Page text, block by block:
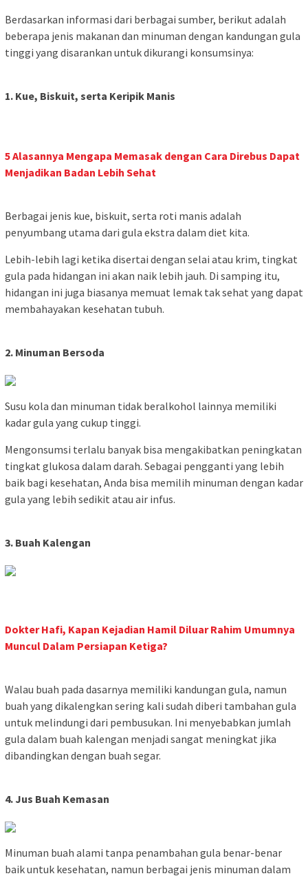
Berdasarkan informasi dari berbagai sumber, berikut adalah
beberapa jenis makanan dan minuman dengan kandungan gula
tinggi yang disarankan untuk dikurangi konsumsinya:
1. Kue, Biskuit, serta Keripik Manis
5 Alasannya Mengapa Memasak dengan Cara Direbus Dapat
Menjadikan Badan Lebih Sehat
Berbagai jenis kue, biskuit, serta roti manis adalah
penyumbang utama dari gula ekstra dalam diet kita.
Lebih-lebih lagi ketika disertai dengan selai atau krim, tingkat
gula pada hidangan ini akan naik lebih jauh. Di samping itu,
hidangan ini juga biasanya memuat lemak tak sehat yang dapat
membahayakan kesehatan tubuh.
2. Minuman Bersoda
Susu kola dan minuman tidak beralkohol lainnya memiliki
kadar gula yang cukup tinggi.
Mengonsumsi terlalu banyak bisa mengakibatkan peningkatan
tingkat glukosa dalam darah. Sebagai pengganti yang lebih
baik bagi kesehatan, Anda bisa memilih minuman dengan kadar
gula yang lebih sedikit atau air infus.
3. Buah Kalengan
Dokter Hafi, Kapan Kejadian Hamil Diluar Rahim Umumnya
Muncul Dalam Persiapan Ketiga?
Walau buah pada dasarnya memiliki kandungan gula, namun
buah yang dikalengkan sering kali sudah diberi tambahan gula
untuk melindungi dari pembusukan. Ini menyebabkan jumlah
gula dalam buah kalengan menjadi sangat meningkat jika
dibandingkan dengan buah segar.
4. Jus Buah Kemasan
Minuman buah alami tanpa penambahan gula benar-benar
baik untuk kesehatan, namun berbagai jenis minuman dalam